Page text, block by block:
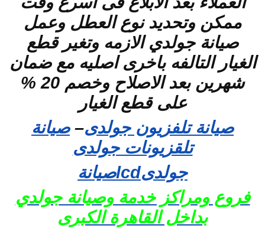
ممكن وتحديد نوع العطل وعمل
صيانة جولدي الازمه وتغير قطع
الغيار التالفه باخرى اصليه مع ضمان
شهرين بعد الاصلاح وخصم 20 %
على قطع الغيار
صيانة تلفزيون جولدى–صيانة
تلقزيونات جولدى
جولدىlcdصيانة
فروع ومراكز خدمة وصيانة جولدي
بداخل القاهرة الكبرى